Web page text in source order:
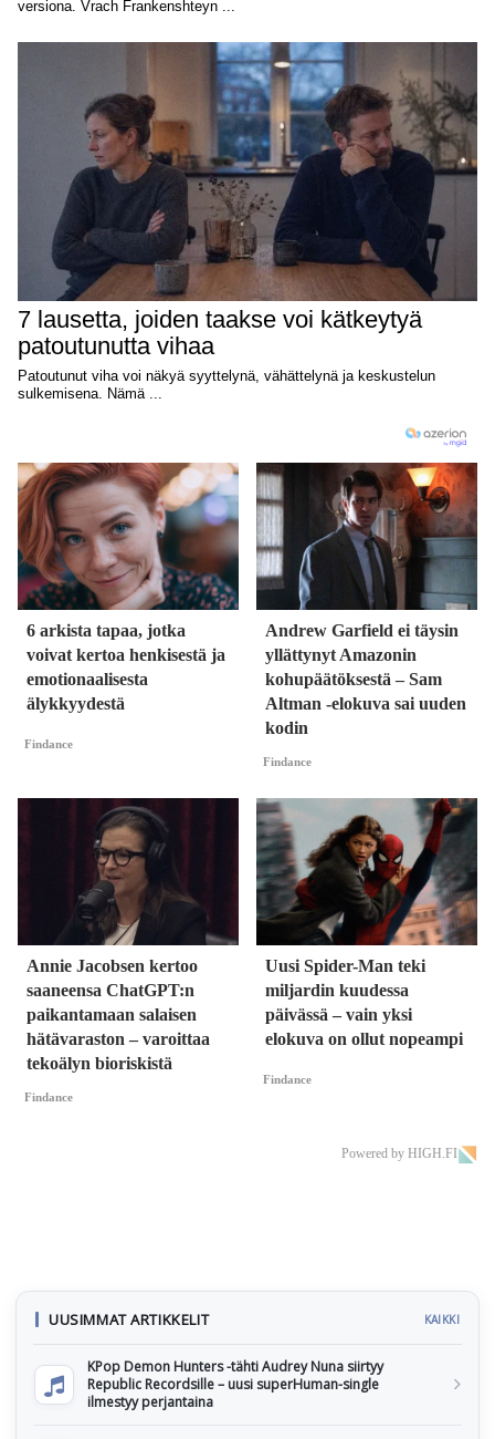
6 arkista tapaa, jotka
voivat kertoa henkisestä ja
emotionaalisesta
älykkyydestä
Findance
Andrew Garfield ei täysin
yllättynyt Amazonin
kohupäätöksestä – Sam
Altman -elokuva sai uuden
kodin
Findance
Annie Jacobsen kertoo
saaneensa ChatGPT:n
paikantamaan salaisen
hätävaraston – varoittaa
tekoälyn bioriskistä
Findance
Uusi Spider-Man teki
miljardin kuudessa
päivässä – vain yksi
elokuva on ollut nopeampi
Findance
Powered by HIGH.FI
UUSIMMAT ARTIKKELIT KAIKKI
KPop Demon Hunters -tähti Audrey Nuna siirtyy
Republic Recordsille – uusi superHuman-single
ilmestyy perjantaina